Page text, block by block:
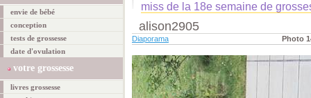
envie de bébé
conception
tests de grossesse
date d'ovulation
votre grossesse
livres grossesse
miss de la 18e semaine de
alison2905
Diaporama Photo